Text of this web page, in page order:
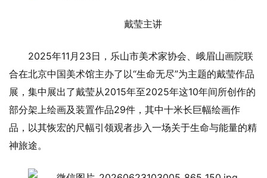
戴莹主讲
2025年11月23日，乐山市美术家协会、峨眉山画院联
合在北京中国美术馆主办了以“生命无尽”为主题的戴莹作品
展，集中展出了戴莹从2015年至2025年这10年间所创作的
部分架上绘画及装置作品29件，其中十米长巨幅绘画作
品，以其恢宏的尺幅引领观者步入一场关于生命与能量的精
神旅途。